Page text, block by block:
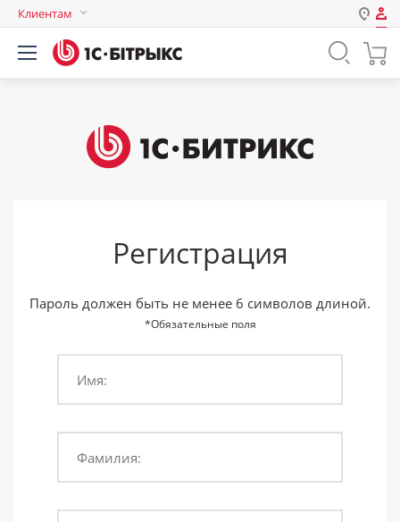
Клиентам
Авторизация
Логин
Запомнить меня на этом
компьютере
Забыли свой пароль?
Регистрация
Пароль должен быть не менее 6 символов длиной.
*Обязательные поля
Имя:
Фамилия: